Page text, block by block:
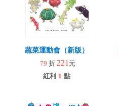
蔬菜運動會（新版）
79 折 221 元
紅利 1 點